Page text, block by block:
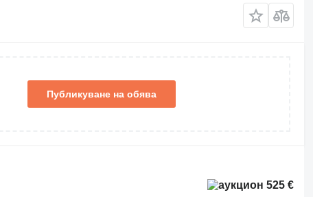
Публикуване на обява
525 €